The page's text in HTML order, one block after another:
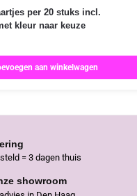
per 20 stuks incl.
kleur naar keuze
aan winkelwagen
= 3 dagen thuis
showroom